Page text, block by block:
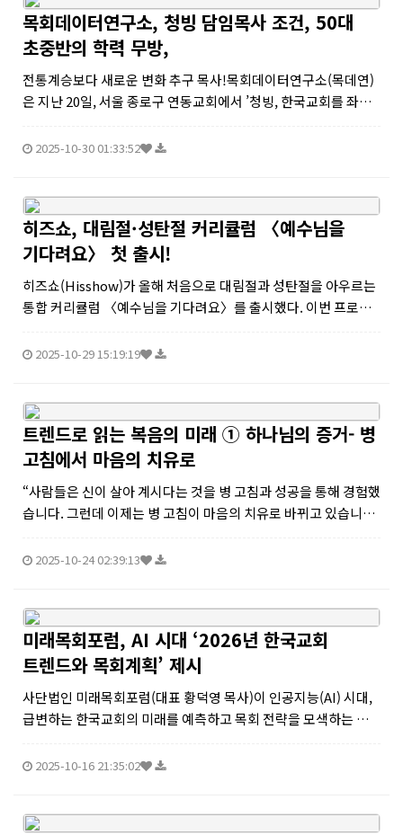
목회데이터연구소, 청빙 담임목사 조건, 50대
초중반의 학력 무방,
전통계승보다 새로운 변화 추구 목사!목회데이터연구소(목데연)
은 지난 20일, 서울 종로구 연동교회에서 ’청빙, 한국교회를 좌우
세대(1955~1963년)는 695만 명(전체 인구의 13.6%)인데, 목사
2025-10-30 01:33:52
히즈쇼, 대림절·성탄절 커리큘럼 〈예수님을
기다려요〉 첫 출시!
히즈쇼(Hisshow)가 올해 처음으로 대림절과 성탄절을 아우르는
통합 커리큘럼 〈예수님을 기다려요〉를 출시했다. 이번 프로그
특별하게 진행할 수 있는 예배·공과·발표회가 하나의 콘셉트로
2025-10-29 15:19:19
트렌드로 읽는 복음의 미래 ① 하나님의 증거- 병
고침에서 마음의 치유로
“사람들은 신이 살아 계시다는 것을 병 고침과 성공을 통해 경험했
습니다. 그런데 이제는 병 고침이 마음의 치유로 바뀌고 있습니
말하며, 한국교회가 복음의 본질을 새롭게 해석해야 할 전환점에
2025-10-24 02:39:13
미래목회포럼, AI 시대 ‘2026년 한국교회
트렌드와 목회계획’ 제시
사단법인 미래목회포럼(대표 황덕영 목사)이 인공지능(AI) 시대,
급변하는 한국교회의 미래를 예측하고 목회 전략을 모색하는 자
한국교회100주년기념관 그레이스홀에서 ‘2026년 한국교회 트렌
2025-10-16 21:35:02